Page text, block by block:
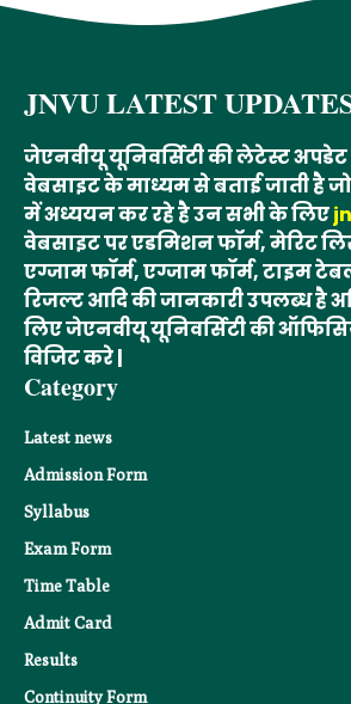
JNVU LATEST
जेएनवीयू यूनिवर्सिटी की लेटेस्ट
वेबसाइट के माध्यम से बताई जाती है जो
में अध्ययन कर रहे है उन सभी के लिए
वेबसाइट पर एडमिशन फॉर्म, मेरिट
एग्जाम फॉर्म, एग्जाम फॉर्म, टाइम
रिजल्ट आदि की जानकारी उपलब्ध है
लिए जेएनवीयू यूनिवर्सिटी की
विजिट करे |
Category
Latest news
Admission Form
Syllabus
Exam Form
Time Table
Admit Card
Results
Continuity Form